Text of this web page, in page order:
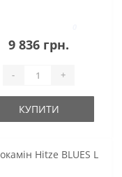
9 836 грн.
- +
КУПИТИ